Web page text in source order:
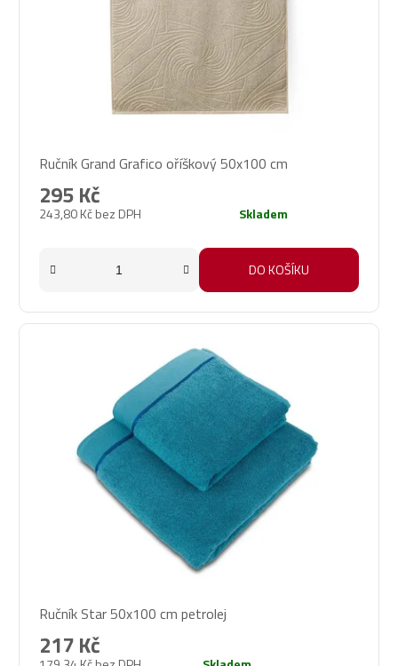
Ručník Grand Grafico oříškový 50x100 cm
243,80 Kč bez DPH
295 Kč
Skladem
DO KOŠÍKU
Ručník Star 50x100 cm petrolej
217 Kč